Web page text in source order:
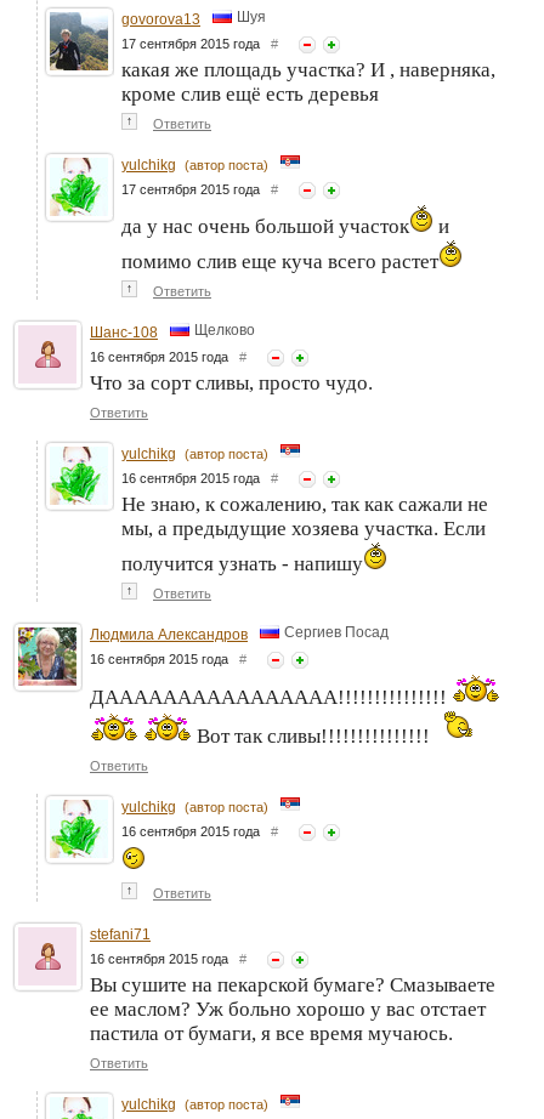
govorova13 Шуя
17 сентября 2015 года #
какая же площадь участка? И , наверняка,
кроме слив ещё есть деревья
↑ Ответить
yulchikg
(автор поста)
17 сентября 2015 года #
да у нас очень большой участок
и
помимо слив еще куча всего растет
↑ Ответить
Шанс-108 Щелково
16 сентября 2015 года #
Что за сорт сливы, просто чудо.
Ответить
yulchikg
(автор поста)
16 сентября 2015 года #
Не знаю, к сожалению, так как сажали не
мы, а предыдущие хозяева участка. Если
получится узнать - напишу
↑ Ответить
Людмила Александров Сергиев Посад
16 сентября 2015 года #
ДАААААААААААААААА!!!!!!!!!!!!!!!
Вот так сливы!!!!!!!!!!!!!!!
Ответить
yulchikg
(автор поста)
16 сентября 2015 года #
↑ Ответить
stefani71
16 сентября 2015 года #
Вы сушите на пекарской бумаге? Смазываете
ее маслом? Уж больно хорошо у вас отстает
пастила от бумаги, я все время мучаюсь.
Ответить
yulchikg
(автор поста)